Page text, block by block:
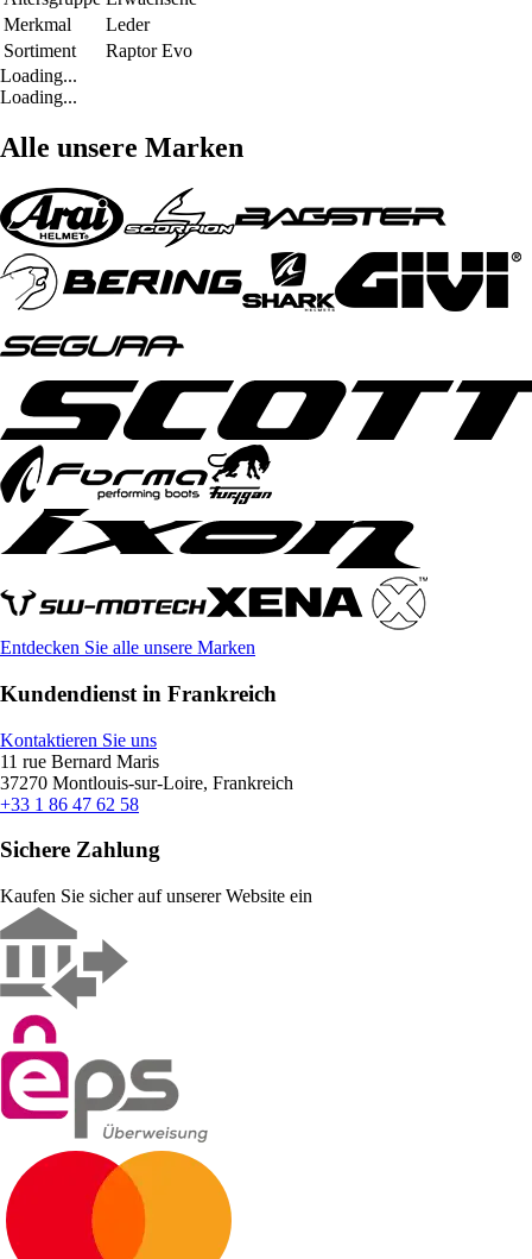
Merkmal
Leder
Sortiment
Raptor Evo
Loading...
Loading...
Alle unsere Marken
Entdecken Sie alle unsere Marken
Kundendienst in Frankreich
Kontaktieren Sie uns
11 rue Bernard Maris
37270 Montlouis-sur-Loire, Frankreich
+33 1 86 47 62 58
Sichere Zahlung
Kaufen Sie sicher auf unserer Website ein